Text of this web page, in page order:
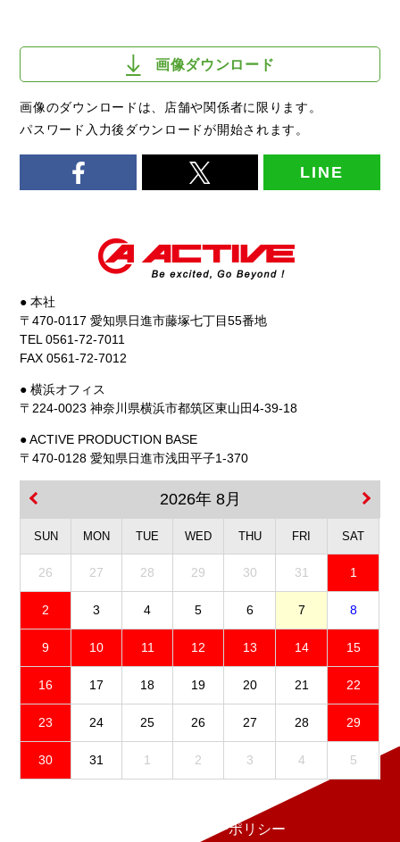
画像ダウンロード
画像のダウンロードは、店舗や関係者に限ります。
パスワード入力後ダウンロードが開始されます。
LINE
● 本社
〒470-0117 愛知県日進市藤塚七丁目55番地
TEL 0561-72-7011
FAX 0561-72-7012
● 横浜オフィス
〒224-0023 神奈川県横浜市都筑区東山田4-39-18
● ACTIVE PRODUCTION BASE
〒470-0128 愛知県日進市浅田平子1-370
2026年 8月
SUN MON TUE WED THU FRI SAT
26 27 28 29 30 31 1
2 3 4 5 6 7 8
9 10 11 12 13 14 15
16 17 18 19 20 21 22
23 24 25 26 27 28 29
30 31 1 2 3 4 5
プライバシーポリシー